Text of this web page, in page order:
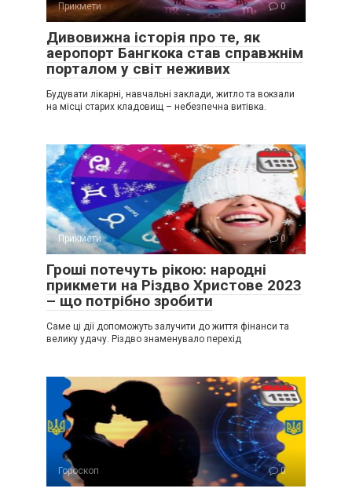
Прикмети 0
Дивовижна історія про те, як
аеропорт Бангкока став справжнім
порталом у світ неживих
Будувати лікарні, навчальні заклади, житло та вокзали
на місці старих кладовищ – небезпечна витівка.
Прикмети 0
Гроші потечуть рікою: народні
прикмети на Різдво Христове 2023
– що потрібно зробити
Саме ці дії допоможуть залучити до життя фінанси та
велику удачу. Різдво знаменувало перехід
Гороскоп 0